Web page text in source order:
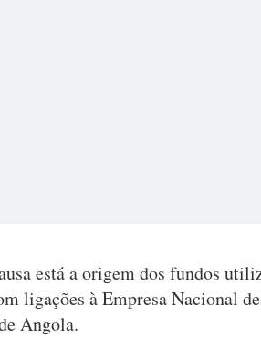
está a origem dos fundos
ligações à Empresa Nacional de
Angola.